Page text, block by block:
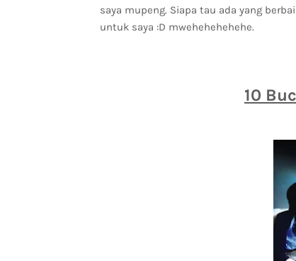
saya mupeng. Siapa tau ada yang
untuk saya :D mwehehehehehe.
10